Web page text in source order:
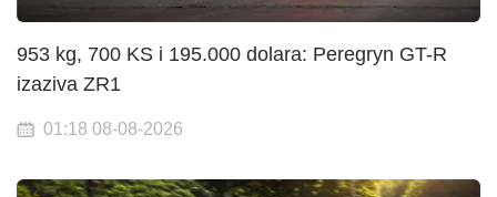
953 kg, 700 KS i 195.000 dolara: Peregryn GT-R
izaziva ZR1
01:18 08-08-2026